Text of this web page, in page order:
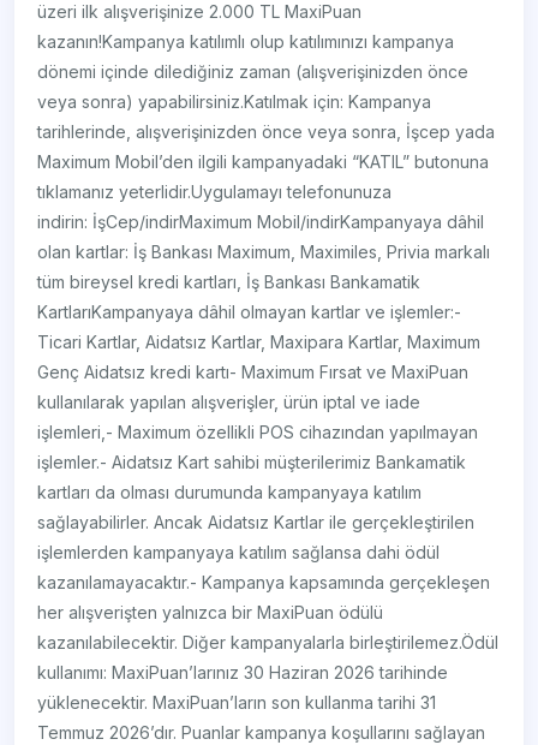
üzeri ilk alışverişinize 2.000 TL MaxiPuan
kazanın!Kampanya katılımlı olup katılımınızı kampanya
dönemi içinde dilediğiniz zaman (alışverişinizden önce
veya sonra) yapabilirsiniz.Katılmak için: Kampanya
tarihlerinde, alışverişinizden önce veya sonra, İşcep yada
Maximum Mobil’den ilgili kampanyadaki “KATIL” butonuna
tıklamanız yeterlidir.Uygulamayı telefonunuza
indirin: İşCep/indirMaximum Mobil/indirKampanyaya dâhil
olan kartlar: İş Bankası Maximum, Maximiles, Privia markalı
tüm bireysel kredi kartları, İş Bankası Bankamatik
KartlarıKampanyaya dâhil olmayan kartlar ve işlemler:-
Ticari Kartlar, Aidatsız Kartlar, Maxipara Kartlar, Maximum
Genç Aidatsız kredi kartı- Maximum Fırsat ve MaxiPuan
kullanılarak yapılan alışverişler, ürün iptal ve iade
işlemleri,- Maximum özellikli POS cihazından yapılmayan
işlemler.- Aidatsız Kart sahibi müşterilerimiz Bankamatik
kartları da olması durumunda kampanyaya katılım
sağlayabilirler. Ancak Aidatsız Kartlar ile gerçekleştirilen
işlemlerden kampanyaya katılım sağlansa dahi ödül
kazanılamayacaktır.- Kampanya kapsamında gerçekleşen
her alışverişten yalnızca bir MaxiPuan ödülü
kazanılabilecektir. Diğer kampanyalarla birleştirilemez.Ödül
kullanımı: MaxiPuan’larınız 30 Haziran 2026 tarihinde
yüklenecektir. MaxiPuan’ların son kullanma tarihi 31
Temmuz 2026’dır. Puanlar kampanya koşullarını sağlayan